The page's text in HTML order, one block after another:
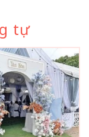
tự